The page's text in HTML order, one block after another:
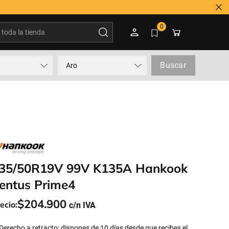
0
Aro Buscar
50R19V 99V K135A Hankook
Prime4
$204.900